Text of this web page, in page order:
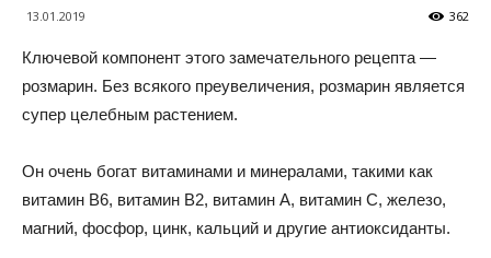
13.01.2019 362
Ключевой компонент этого замечательного рецепта —
розмарин. Без всякого преувеличения, розмарин является
супер целебным растением.
Он очень богат витаминами и минералами, такими как
витамин B6, витамин В2, витамин А, витамин С, железо,
магний, фосфор, цинк, кальций и другие антиоксиданты.